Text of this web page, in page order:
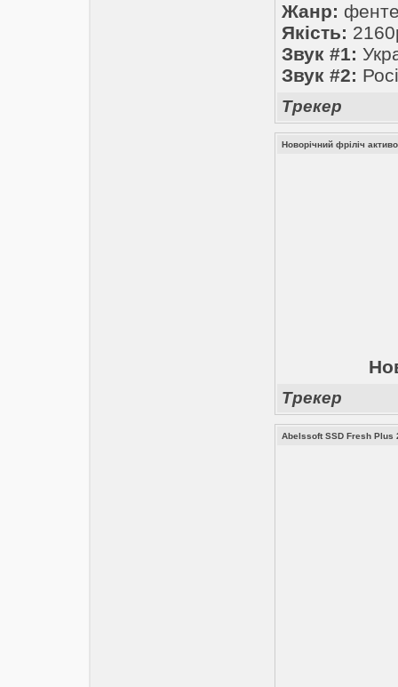
Жанр:
Якість:
Звук #1:
Звук #2:
Трекер
Новорічний фріліч
Трекер
Abelssoft SSD Fresh Plus